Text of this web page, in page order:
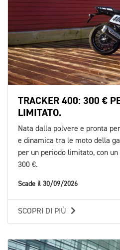
TRACKER 400: 300 €
LIMITATO.
Nata dalla polvere e pronta
e dinamica tra le moto della
per un periodo limitato, con
300 €.
Scade il 30/09/2026
SCOPRI DI PIÙ